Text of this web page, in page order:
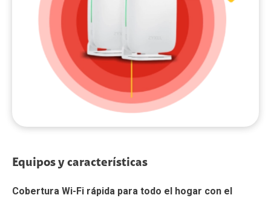
Equipos y características
Cobertura Wi-Fi rápida para todo el hogar con el